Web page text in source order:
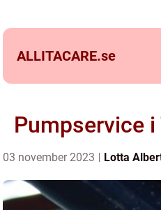
ALLITACARE.se
Pumpservice
03 november 2023 Lotta